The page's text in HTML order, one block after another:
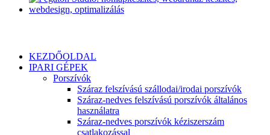
KEZDŐOLDAL
IPARI GÉPEK
Porszívók
Száraz felszívású szállodai/irodai porszívók
Száraz-nedves felszívású porszívók általános
használatra
Száraz-nedves porszívók kéziszerszám
csatlakozással